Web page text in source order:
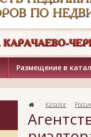
Размещение в
Каталог